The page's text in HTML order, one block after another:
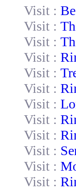
Visit :
Visit :
Visit :
Visit :
Visit :
Visit :
Visit :
Visit :
Visit :
Visit :
Visit :
Visit :